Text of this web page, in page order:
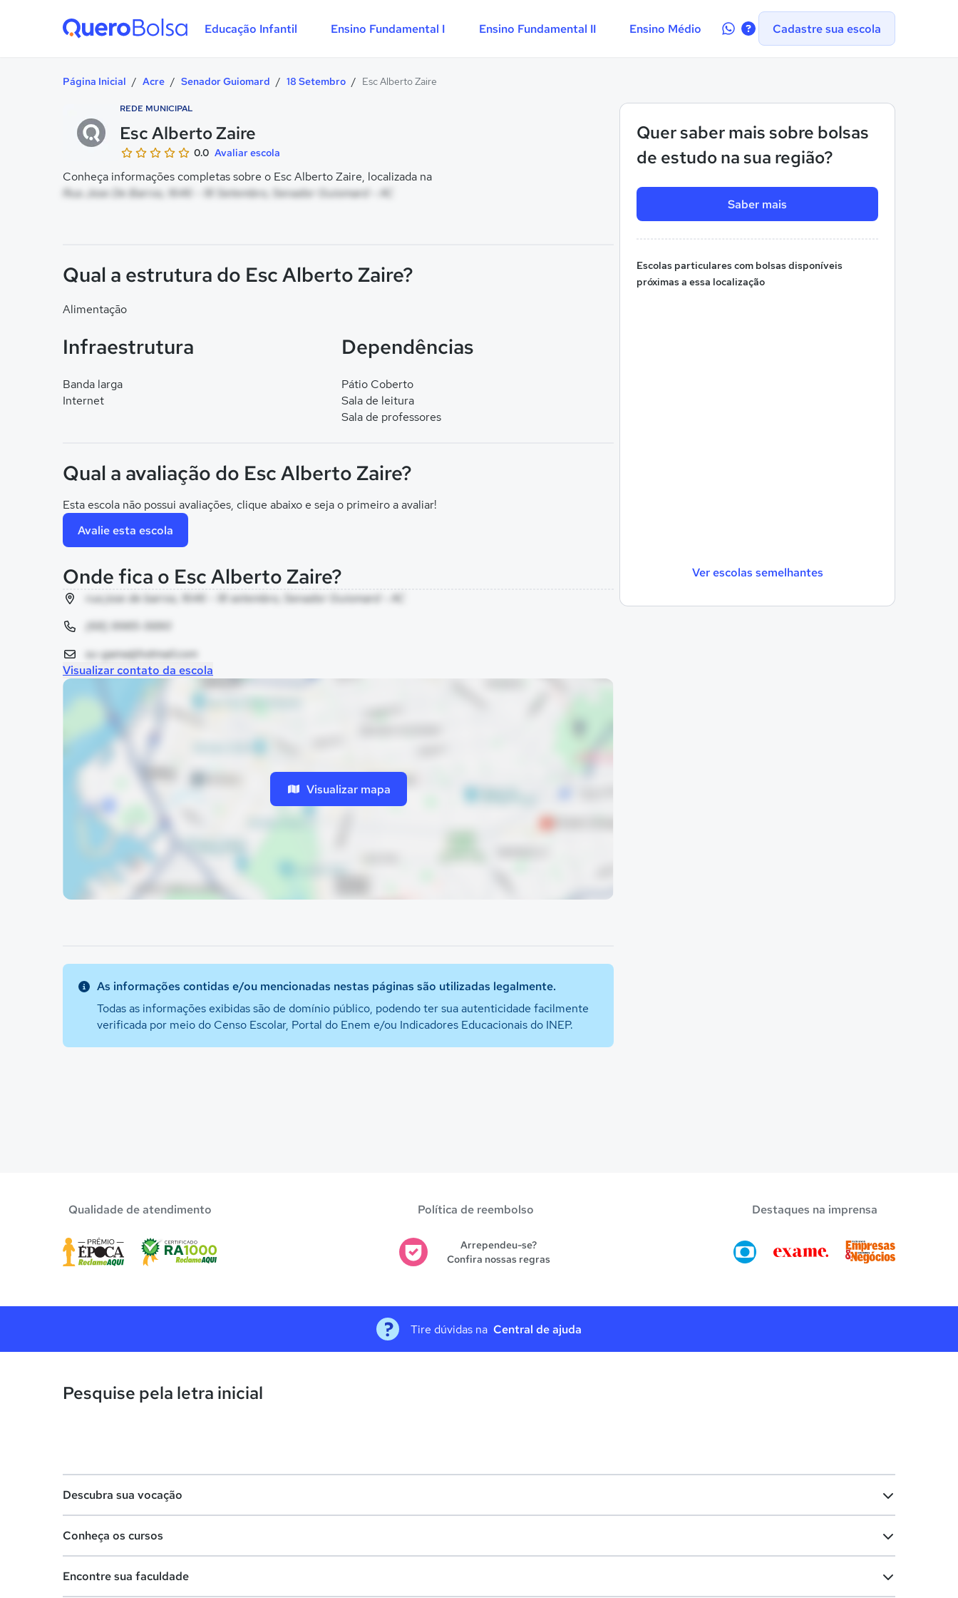
Educação Infantil Ensino Fundamental I Ensino Fundamental II Ensino Médio
Contate-Cadastre sua escola
Página Inicial / Acre / Senador Guiomard / 18 Setembro / Esc Alberto Zaire
REDE MUNICIPAL
Esc Alberto Zaire
0.0 Avaliar escola
Conheça informações completas sobre o Esc Alberto Zaire, localizada na
Rua Jose De Barros, 1646 - 18 Setembro, Senador Guiomard - AC
Quer saber mais sobre bolsas
de estudo na sua região?
Saber mais
Escolas particulares com bolsas disponíveis
próximas a essa localização
Ver escolas semelhantes
Qual a estrutura do Esc Alberto Zaire?
Alimentação
Infraestrutura
Banda larga
Internet
Dependências
Pátio Coberto
Sala de leitura
Sala de professores
Qual a avaliação do Esc Alberto Zaire?
Esta escola não possui avaliações, clique abaixo e seja o primeiro a avaliar!
Avalie esta escola
Onde fica o Esc Alberto Zaire?
rua jose de barros, 1646 - 18 setembro, Senador Guiomard - AC
(68) 9985-5690
su-gama@hotmail.com
Visualizar contato da escola
Visualizar mapa
As informações contidas e/ou mencionadas nestas páginas são utilizadas legalmente.
Todas as informações exibidas são de domínio público, podendo ter sua autenticidade facilmente
verificada por meio do Censo Escolar, Portal do Enem e/ou Indicadores Educacionais do INEP.
Qualidade de atendimento Política de reembolso
Arrependeu-se?
Confira nossas regras
Destaques na imprensa
Tire dúvidas na Central de ajuda
Pesquise pela letra inicial
Descubra sua vocação
Lista de profissões
Conheça os cursos
Encontre sua faculdade